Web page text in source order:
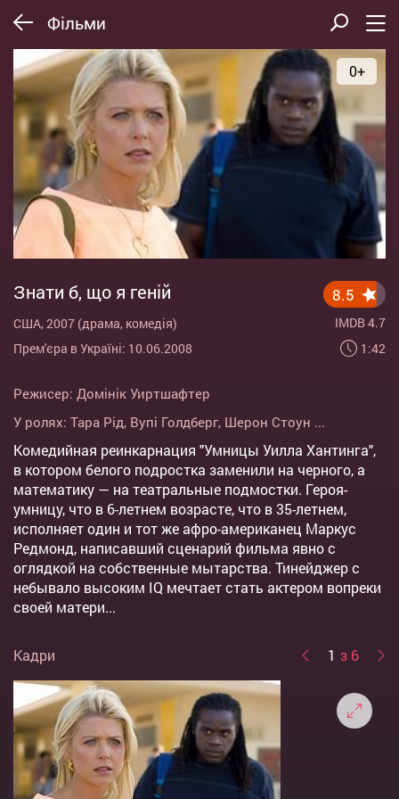
Фільми
0+
Знати б, що я геній
США, 2007 (драма, комедія)
Прем'єра в Україні: 10.06.2008
8.5
IMDB 4.7
1:42
Режисер: Домінік Уиртшафтер
У ролях: Тара Рід, Вупі Голдберг, Шерон Стоун ...
Комедийная реинкарнация "Умницы Уилла Хантинга",
в котором белого подростка заменили на черного, а
математику — на театральные подмостки. Героя-
умницу, что в 6-летнем возрасте, что в 35-летнем,
исполняет один и тот же афро-американец Маркус
Редмонд, написавший сценарий фильма явно с
оглядкой на собственные мытарства. Тинейджер с
небывало высоким IQ мечтает стать актером вопреки
своей матери...
Кадри 1 з 6